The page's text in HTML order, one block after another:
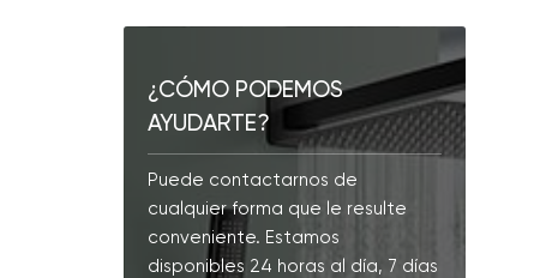
¿CÓMO PODEMOS
AYUDARTE?
Puede contactarnos de
cualquier forma que le resulte
conveniente. Estamos
disponibles 24 horas al día, 7 días